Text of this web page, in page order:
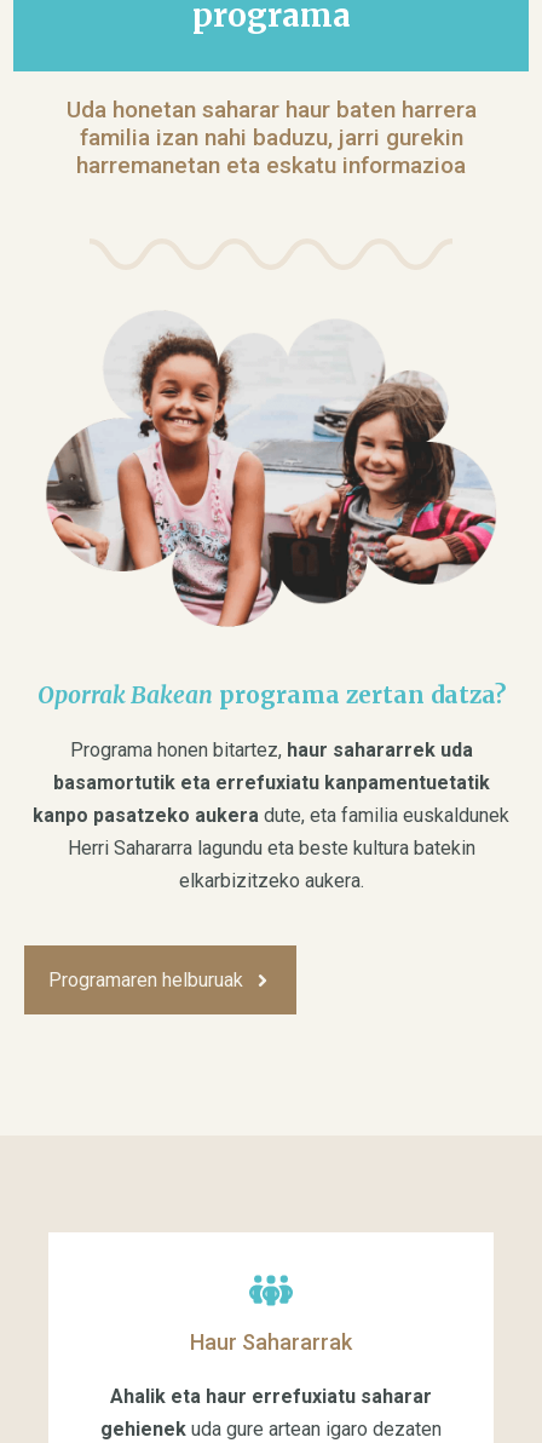
programa
Uda honetan saharar haur baten harrera
familia izan nahi baduzu, jarri gurekin
harremanetan eta eskatu informazioa
Oporrak Bakean programa zertan datza?
Programa honen bitartez, haur sahararrek uda
basamortutik eta errefuxiatu kanpamentuetatik
kanpo pasatzeko aukera dute, eta familia euskaldunek
Herri Sahararra lagundu eta beste kultura batekin
elkarbizitzeko aukera.
Programaren helburuak
Haur Sahararrak
Ahalik eta haur errefuxiatu saharar
gehienek uda gure artean igaro dezaten